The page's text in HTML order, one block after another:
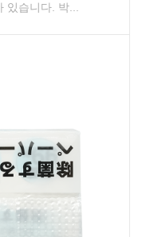
습니다. 박...